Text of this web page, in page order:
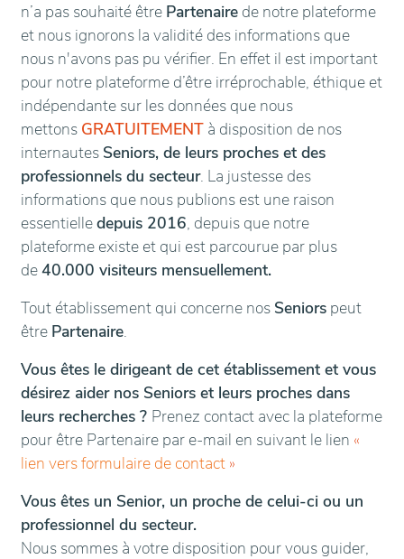
n’a pas souhaité être Partenaire de notre plateforme
et nous ignorons la validité des informations que
nous n'avons pas pu vérifier. En effet il est important
pour notre plateforme d’être irréprochable, éthique et
indépendante sur les données que nous
mettons GRATUITEMENT à disposition de nos
internautes Seniors, de leurs proches et des
professionnels du secteur. La justesse des
informations que nous publions est une raison
essentielledepuis 2016, depuis que notre
plateforme existe et qui est parcourue par plus
de40.000 visiteurs mensuellement.
Tout établissement qui concerne nos Seniors peut
être Partenaire.
Vous êtes le dirigeant de cet établissement et vous
désirez aider nos Seniors et leurs proches dans
leurs recherches ? Prenez contact avec la plateforme
pour être Partenaire par e-mail en suivant le lien «
lien vers formulaire de contact »
Vous êtes un Senior, un proche de celui-ci ou un
professionnel du secteur.
Nous sommes à votre disposition pour vous guider,